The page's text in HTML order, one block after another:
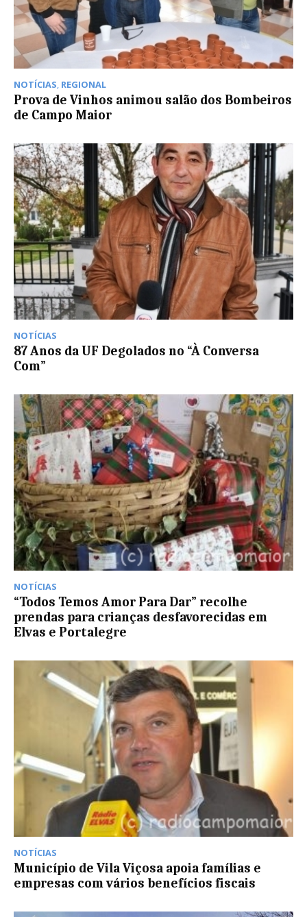
NOTÍCIAS, REGIONAL
Prova de Vinhos animou salão dos Bombeiros
de Campo Maior
NOTÍCIAS
87 Anos da UF Degolados no “À Conversa
Com”
NOTÍCIAS
“Todos Temos Amor Para Dar” recolhe
prendas para crianças desfavorecidas em
Elvas e Portalegre
NOTÍCIAS
Município de Vila Viçosa apoia famílias e
empresas com vários benefícios fiscais